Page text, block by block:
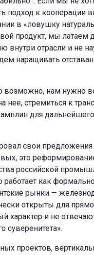
к кооперации
в «ловушку
свой продукт, мы
отрасли и не
наращивать
возможно, нам нужно
стремиться к
для
свои предложения
это
российской
работает как
рынки —
открыты для
характер и не
суверенитета».
проектов,